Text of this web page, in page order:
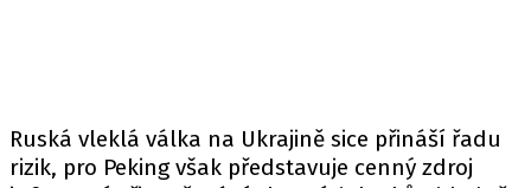
Ruská vleklá válka na Ukrajině sice přináší řadu
rizik, pro Peking však představuje cenný zdroj